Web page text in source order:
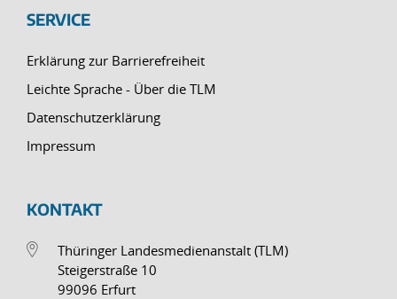
SERVICE
Erklärung zur Barrierefreiheit
Leichte Sprache - Über die TLM
Datenschutzerklärung
Impressum
KONTAKT
Thüringer Landesmedienanstalt (TLM)
Steigerstraße 10
99096 Erfurt